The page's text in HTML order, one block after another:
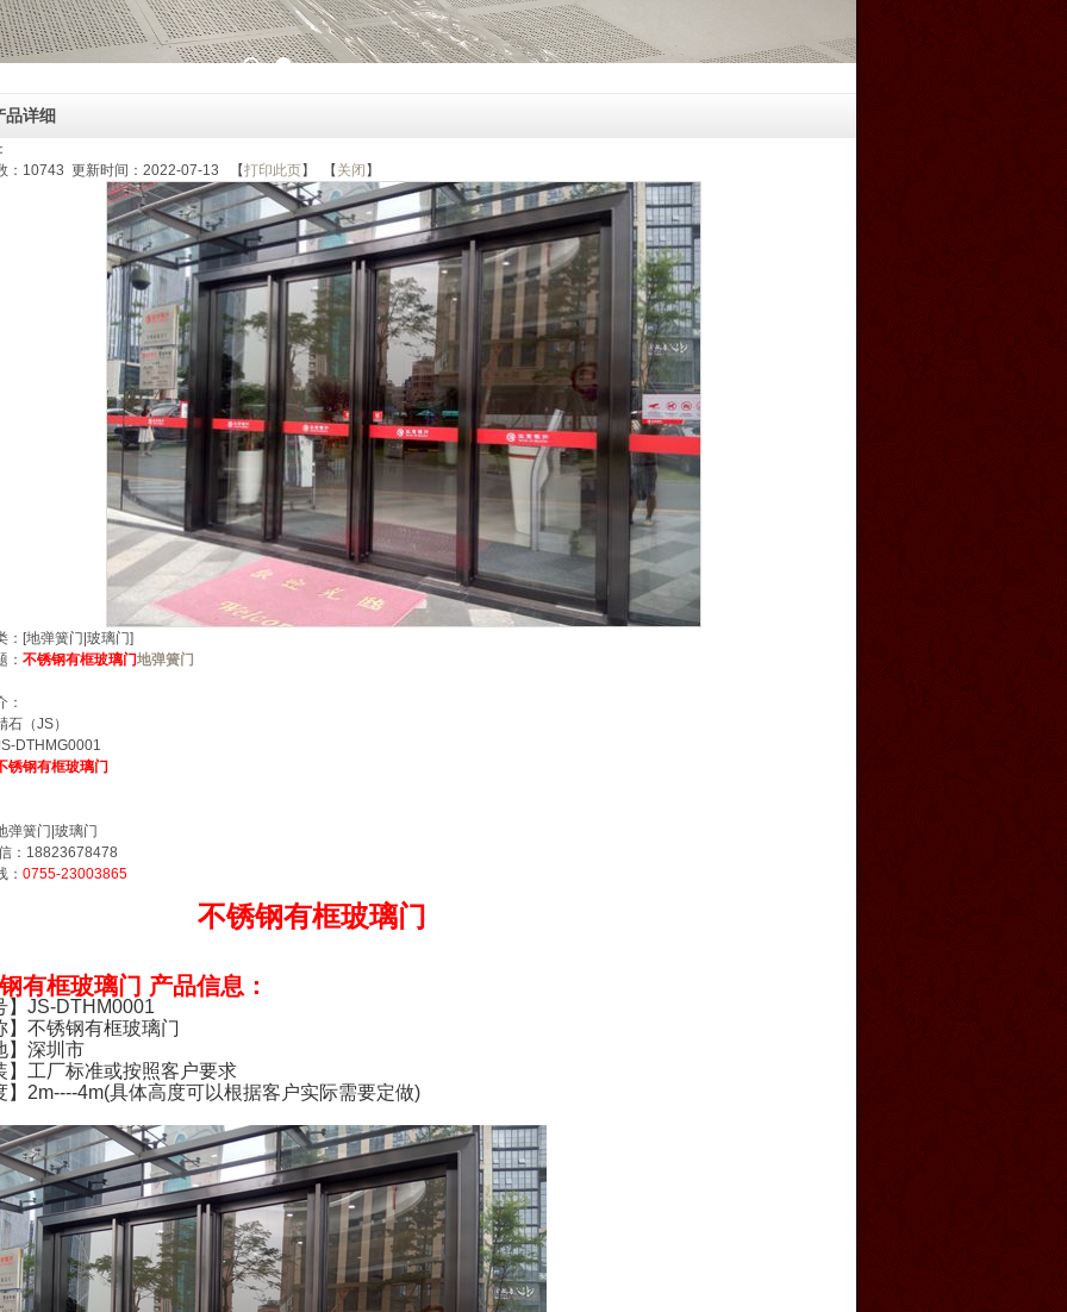
品详细
： 10743 更新时间：2022-07-13 【打印此页】 【 关闭 】
：[地弹簧门|玻璃门]
： 不锈钢有框玻璃门地弹簧门
：
石（JS）
DTHMG0001
锈钢有框玻璃门
弹簧门|玻璃门
：18823678478
： 0755-23003865
不锈钢有框玻璃门
有框玻璃门 产品信息：
】JS-DTHM0001
】不锈钢有框玻璃门
】深圳市
】工厂标准或按照客户要求
】2m----4m(具体高度可以根据客户实际需要定做)